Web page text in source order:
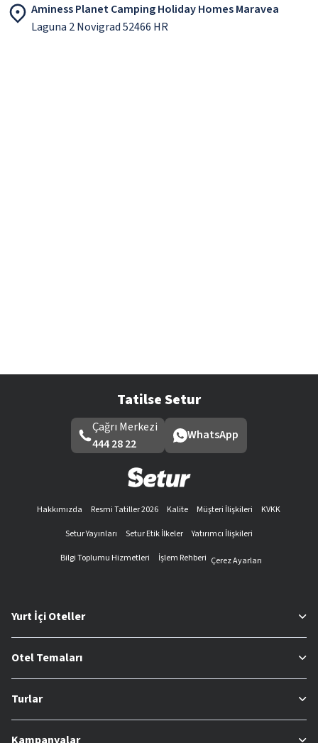
Aminess Planet Camping Holiday Homes Maravea
Laguna 2 Novigrad 52466 HR
Tatilse Setur
Çağrı Merkezi
444 28 22
WhatsApp
Hakkımızda Resmi Tatiller 2026 Kalite Müşteri İlişkileri
KVKK
Setur Yayınları
Setur Etik İlkeler
Yatırımcı İlişkileri
Bilgi Toplumu Hizmetleri
İşlem Rehberi Çerez Ayarları
Yurt İçi Oteller
Otel Temaları
Turlar
Kampanyalar